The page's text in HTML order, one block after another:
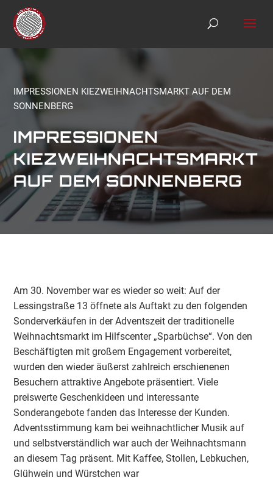
t
IMPRESSIONEN KIEZWEIHNACHTSMARKT AUF DEM
SONNENBERG
IMPRESSIONEN
KIEZWEIHNACHTSMARKT
AUF DEM SONNENBERG
Am 30. November war es wieder so weit: Auf der
Lessingstraße 13 öffnete als Auftakt zu den folgenden
Sonderverkäufen in der Adventszeit der traditionelle
Weihnachtsmarkt im Hilfscenter „Sparbüchse“. Von den
Beschäftigten mit großem Engagement vorbereitet,
wurden den wieder äußerst zahlreich erschienenen
Besuchern attraktive Angebote präsentiert. Viele
preiswerte Geschenkideen und interessante
Sonderangebote fanden das Interesse der Kunden.
Adventsstimmung kam bei weihnachtlicher Musik auf
und selbstverständlich war auch der Weihnachtsmann
an diesem Tag präsent. Mit Kaffee, Stollen, Lebkuchen,
Glühwein und Würstchen war